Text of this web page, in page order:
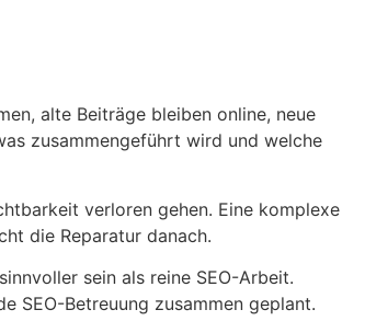
alte Beiträge bleiben online, neue
zusammengeführt wird und welche
verloren gehen. Eine komplexe
die Reparatur danach.
sein als reine SEO-Arbeit.
SEO-Betreuung zusammen geplant.